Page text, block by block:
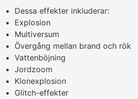
Dessa effekter inkluderar:
Explosion
Multiversum
Övergång mellan brand och rök
Vattenböjning
Jordzoom
Klonexplosion
Glitch-effekter